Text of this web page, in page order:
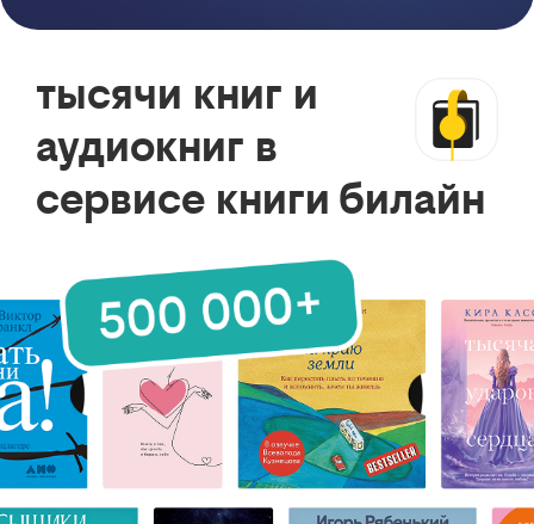
тысячи книг и
аудиокниг в
сервисе книги билайн